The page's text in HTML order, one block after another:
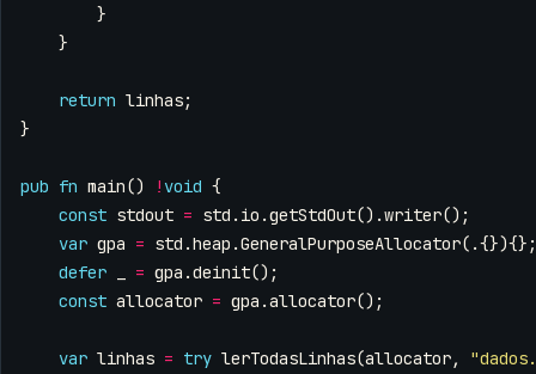
}
}
return linhas;
}
pub fn main() ! void {
const stdout = std . io .getStdOut().writer();
var gpa = std .heap .GeneralPurposeAllocator(.{}){};
defer
= gpa .deinit();
const allocator = gpa .allocator();
var linhas = try lerTodasLinhas(allocator,